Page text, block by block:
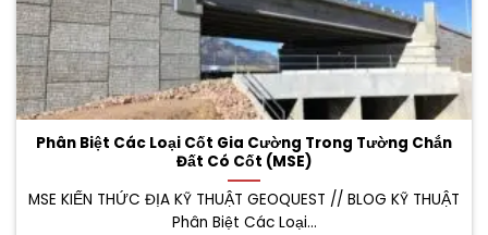
Phân Biệt Các Loại Cốt Gia Cường Trong Tường Chắn
Đất Có Cốt (MSE)
MSE KIẾN THỨC ĐỊA KỸ THUẬT GEOQUEST // BLOG KỸ THUẬT
Phân Biệt Các Loại...